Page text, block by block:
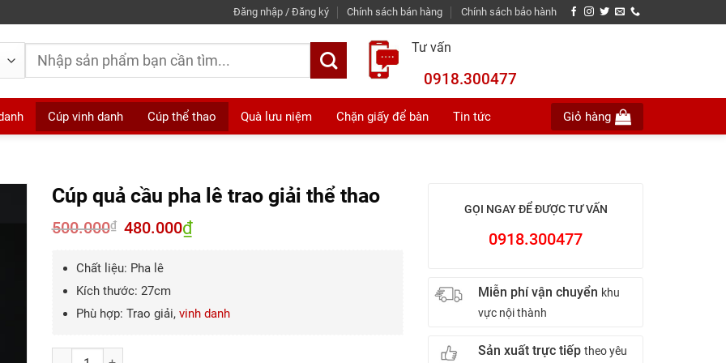
Đăng nhập / Đăng ký Chính sách bán hàng Chính sách bảo hành
Tìm
kiếm:
Tư vấn
0918.300477
Cúp vinh danh Cúp thể thao Quà lưu niệm Chặn giấy để bàn Tin tức Giỏ hàng
Cúp quả cầu pha lê trao giải thể thao
500.000₫
Giá
gốc
480.000₫Giá
hiện
Chất liệu: Pha lê
Kích thước: 27cm
Phù hợp: Trao giải, vinh danh
Số lượng
GỌI NGAY ĐỂ ĐƯỢC TƯ VẤN
0918.300477
Miễn phí vận chuyển khu
vực nội thành
Sản xuất trực tiếptheo yêu